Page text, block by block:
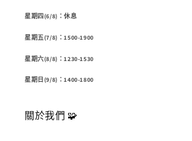
星期四(6/8)：休息
星期五(7/8)：1500-1900
星期六(8/8)：1230-1530
星期日(9/8)：1400-1800
關於我們 🧩